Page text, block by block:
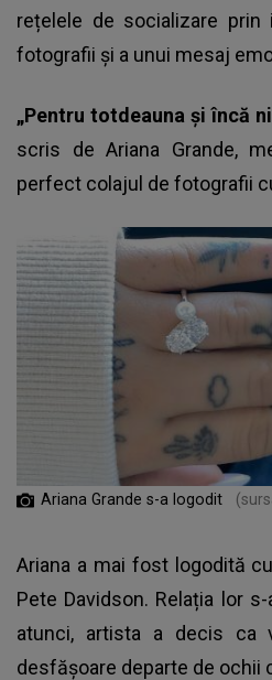
rețelele de socializare prin
fotografii și a unui mesaj
„Pentru totdeauna și încă
scris de Ariana Grande,
perfect colajul de fotografii
Ariana Grande s-a logodit
Ariana a mai fost logodită
Pete Davidson. Relația lor
atunci, artista a decis ca
desfășoare departe de ochii